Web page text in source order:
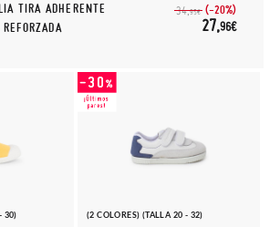
TIRA ADHERENTE
34,95€ (-20%)
27,96€
30) (2 COLORES) (TALLA 20 - 32)